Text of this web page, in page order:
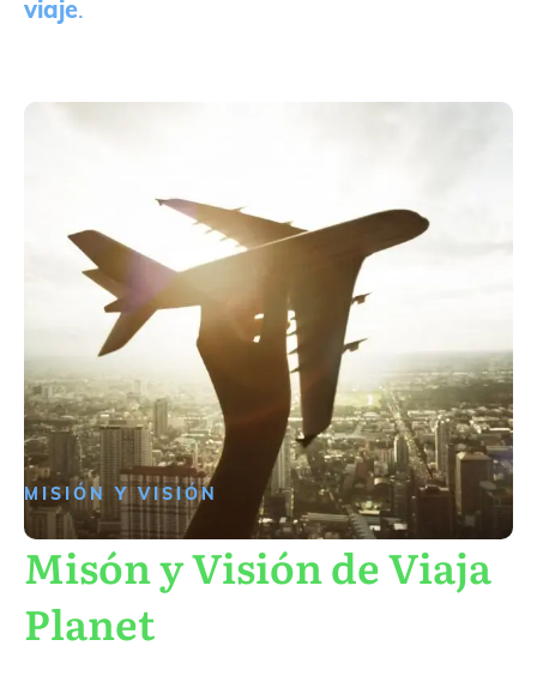
viaje.
MISIÓN Y VISIÓN
Misón y Visión de Viaja
Planet